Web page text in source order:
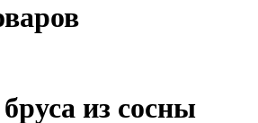
из сосны